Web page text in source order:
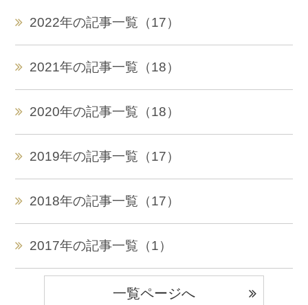
2022年の記事一覧（17）
2021年の記事一覧（18）
2020年の記事一覧（18）
2019年の記事一覧（17）
2018年の記事一覧（17）
2017年の記事一覧（1）
一覧ページへ